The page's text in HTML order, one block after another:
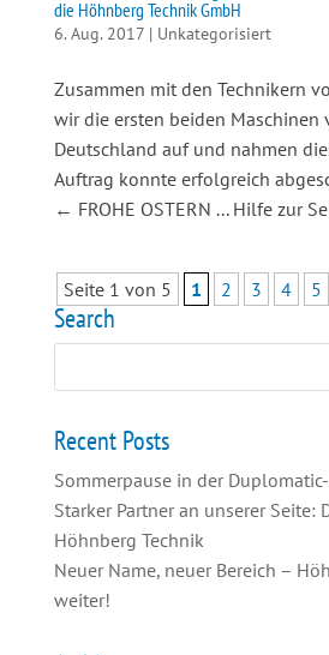
die Höhnberg Technik GmbH
6. Aug. 2017| Unkategorisiert
Zusammen mit den Technikern
wir die ersten beiden Maschinen
Deutschland auf und nahmen
Auftrag konnte erfolgreich
← FROHE OSTERN ... Hilfe zur
Seite 1 von 5 1 2 3 4 5
Search
Recent Posts
Sommerpause in der
Starker Partner an unserer Seite:
Höhnberg Technik
Neuer Name, neuer Bereich –
weiter!